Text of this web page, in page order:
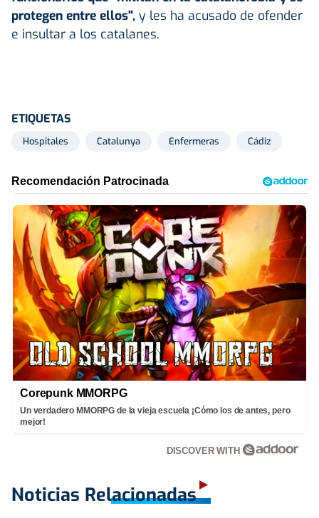
protegen entre ellos", y les ha acusado de ofender
e insultar a los catalanes.
ETIQUETAS
Hospitales Catalunya Enfermeras Cádiz
Corepunk MMORPG
Un verdadero MMORPG de la vieja escuela ¡Cómo los de antes, pero
mejor!
DISCOVER WITH
Noticias Relacionadas